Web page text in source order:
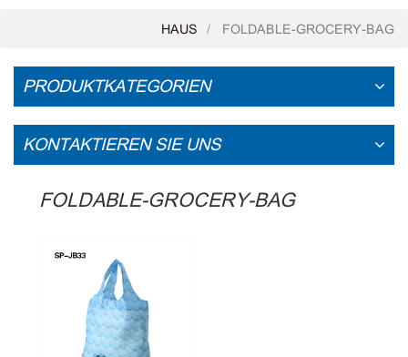
HAUS FOLDABLE-GROCERY-BAG
PRODUKTKATEGORIEN
KONTAKTIEREN SIE UNS
FOLDABLE-GROCERY-BAG